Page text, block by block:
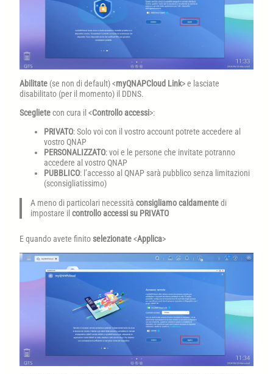
Abilitate (se non di default) <myQNAPCloud Link> e lasciate
disabilitato (per il momento) il DDNS.
Sceglietecon cura il <Controllo accessi>:
PRIVATO: Solo voi con il vostro account potrete accedere al
vostro QNAP
PERSONALIZZATO: voi e le persone che invitate potranno
accedere al vostro QNAP
PUBBLICO: l’accesso al QNAP sarà pubblico senza limitazioni
(sconsigliatissimo)
A meno di particolari necessità consigliamo caldamentedi
impostare il controllo accessi su PRIVATO
E quando avete finitoselezionate<Applica>